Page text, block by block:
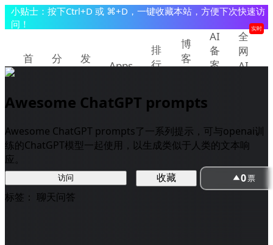
小贴士：按下Ctrl+D 或 ⌘+D，一键收藏本站，方便下次快速访
问！
首
分
发
Apps
排
行
博
客
AI
备
案
全
网
AI
实时
提交/推广产品 登录
Awesome ChatGPT prompts
Awesome ChatGPT prompts了一系列提示，可与openai训
练的ChatGPT模型一起使用，以生成类似于人类的文本响
应。
访问 收藏 0票
标签： 聊天问答